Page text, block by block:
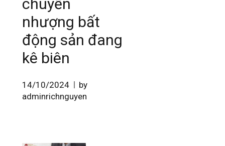
chuyển
nhượng bất
động sản đang
kê biên
14/10/2024
by
adminrichnguyen